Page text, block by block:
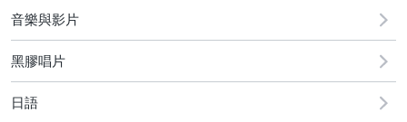
【黑膠唱片-日本歌星】
音樂與影片
黑膠唱片
日語